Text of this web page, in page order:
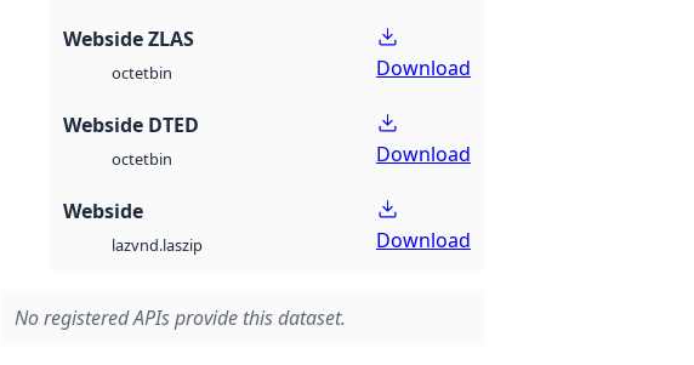
Webside ZLAS
octetbin Download
Webside DTED
octetbin Download
Webside
lazvnd.laszip Download
No registered APIs provide this dataset.